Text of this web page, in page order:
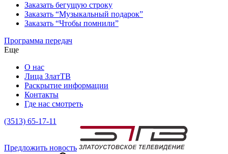
Заказать бегущую строку
Заказать “Музыкальный подарок”
Заказать “Чтобы помнили”
Программа передач
Еще
О нас
Лица ЗлатТВ
Раскрытие информации
Контакты
Где нас смотреть
(3513) 65-17-11
Предложить новость